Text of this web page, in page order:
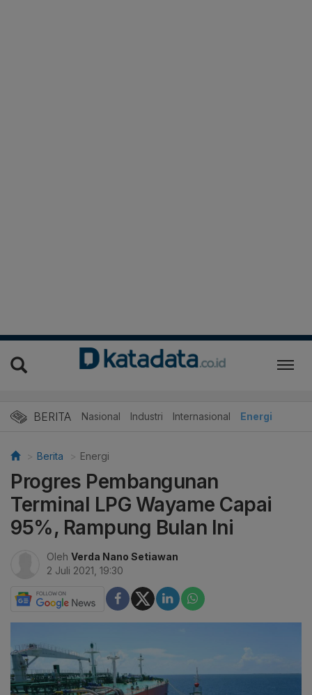
BERITA Nasional Industri Internasional Energi
Berita Energi
Progres Pembangunan
Terminal LPG Wayame Capai
95%, Rampung Bulan Ini
Oleh Verda Nano Setiawan
2 Juli 2021, 19:30